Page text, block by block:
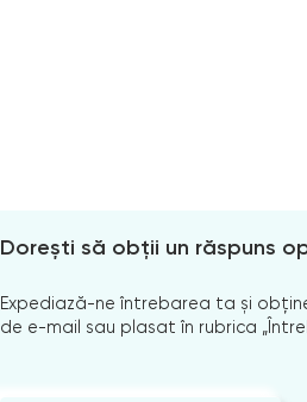
Dorești să obții un răspuns
Expediază-ne întrebarea ta și
de e-mail sau plasat în rubrica